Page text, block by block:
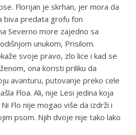
Florijan je skrhan, jer mora da
biva predata grofu fon
Severno more zajedno sa
unukom, Prisilom.
svoje pravo, zlo lice i kad se
ona koristi priliku da
avanturu, putovanje preko cele
Floa. Ali, nije Lesi jedina koja
Flo nije mogao više da izdrži i
psom. Njih dvoje nije tako lako